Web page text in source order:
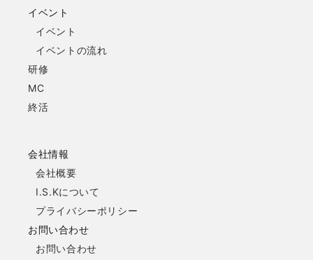
イベント
イベント
イベントの流れ
研修
MC
終活
会社情報
会社概要
I.S.Kについて
プライバシーポリシー
お問い合わせ
お問い合わせ